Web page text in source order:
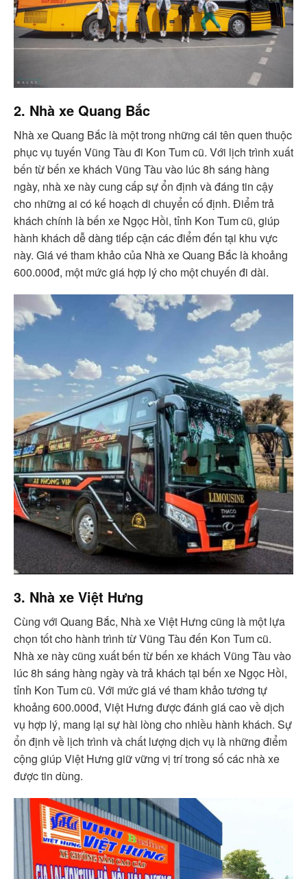
2. Nhà xe Quang Bắc
Nhà xe Quang Bắc là một trong những cái tên quen thuộc
phục vụ tuyến Vũng Tàu đi Kon Tum cũ. Với lịch trình xuất
bến từ bến xe khách Vũng Tàu vào lúc 8h sáng hàng
ngày, nhà xe này cung cấp sự ổn định và đáng tin cậy
cho những ai có kế hoạch di chuyển cố định. Điểm trả
khách chính là bến xe Ngọc Hồi, tỉnh Kon Tum cũ, giúp
hành khách dễ dàng tiếp cận các điểm đến tại khu vực
này. Giá vé tham khảo của Nhà xe Quang Bắc là khoảng
600.000đ, một mức giá hợp lý cho một chuyến đi dài.
3. Nhà xe Việt Hưng
Cùng với Quang Bắc, Nhà xe Việt Hưng cũng là một lựa
chọn tốt cho hành trình từ Vũng Tàu đến Kon Tum cũ.
Nhà xe này cũng xuất bến từ bến xe khách Vũng Tàu vào
lúc 8h sáng hàng ngày và trả khách tại bến xe Ngọc Hồi,
tỉnh Kon Tum cũ. Với mức giá vé tham khảo tương tự
khoảng 600.000đ, Việt Hưng được đánh giá cao về dịch
vụ hợp lý, mang lại sự hài lòng cho nhiều hành khách. Sự
ổn định về lịch trình và chất lượng dịch vụ là những điểm
cộng giúp Việt Hưng giữ vững vị trí trong số các nhà xe
được tin dùng.